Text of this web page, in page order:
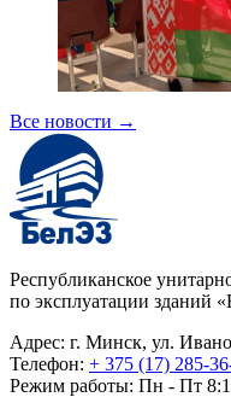
Все новости →
Республиканское
по эксплуатации зданий
Адрес: г. Минск, ул.
Телефон: + 375 (17) 285-
Режим работы: Пн - Пт